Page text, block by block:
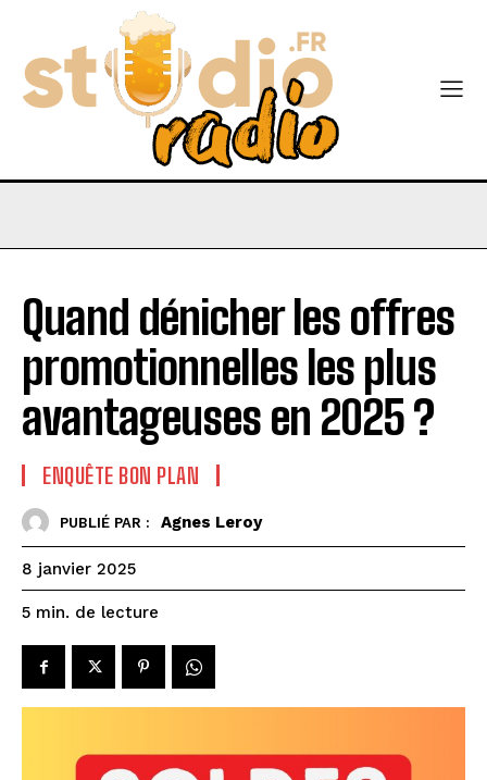
Quand dénicher les offres
promotionnelles les plus
avantageuses en 2025 ?
ENQUÊTE BON PLAN
PUBLIÉ PAR : Agnes Leroy
8 janvier 2025
5 min. de lecture